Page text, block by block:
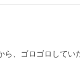
ら、ゴロゴロしてい